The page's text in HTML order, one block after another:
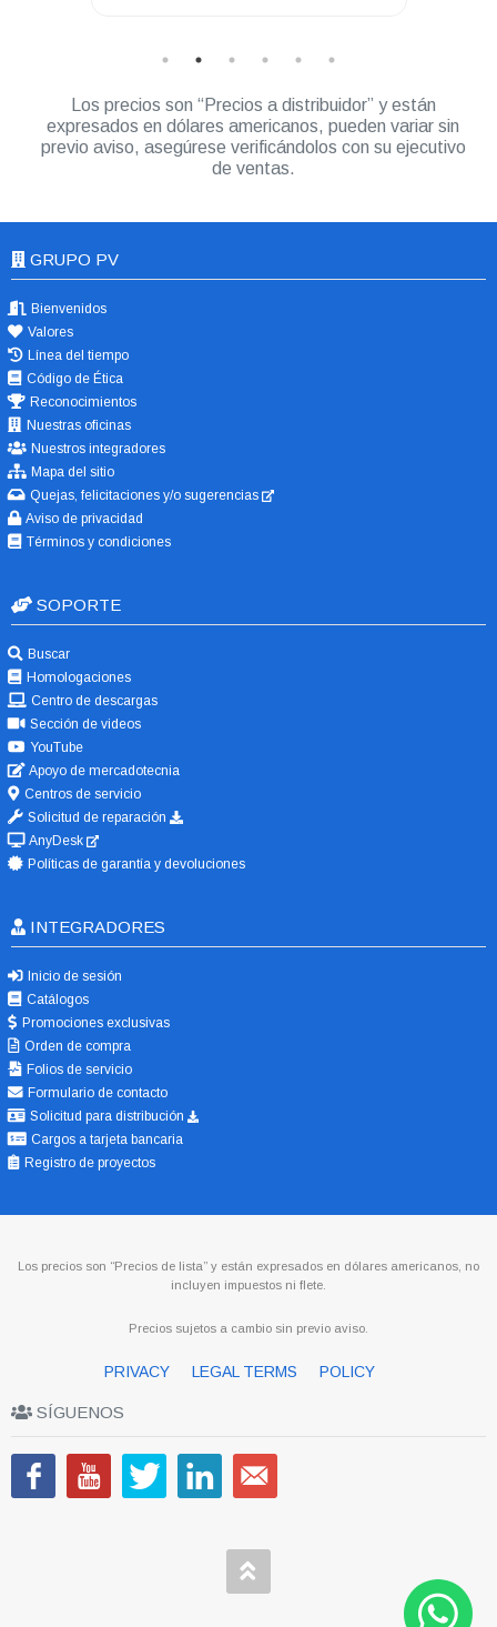
Los precios son “Precios a distribuidor” y están
expresados en dólares americanos, pueden variar sin
previo aviso, asegúrese verificándolos con su ejecutivo
de ventas.
GRUPO PV
Bienvenidos
Valores
Línea del tiempo
Código de Ética
Reconocimientos
Nuestras oficinas
Nuestros integradores
Mapa del sitio
Quejas, felicitaciones y/o sugerencias
Aviso de privacidad
Términos y condiciones
SOPORTE
Buscar
Homologaciones
Centro de descargas
Sección de videos
YouTube
Apoyo de mercadotecnia
Centros de servicio
Solicitud de reparación
AnyDesk
Políticas de garantía y devoluciones
INTEGRADORES
Inicio de sesión
Catálogos
Promociones exclusivas
Orden de compra
Folios de servicio
Formulario de contacto
Solicitud para distribución
Cargos a tarjeta bancaria
Registro de proyectos
Los precios son “Precios de lista” y están expresados en dólares americanos, no
incluyen impuestos ni flete.
Precios sujetos a cambio sin previo aviso.
PRIVACY LEGAL TERMS POLICY
SÍGUENOS